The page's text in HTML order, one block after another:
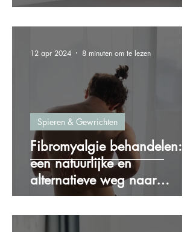
Fibromyalgie behandelen:
een natuurlijke en
alternatieve weg naar
verlichting
Spieren & Gewrichten
12 apr 2024 8 minuten om te lezen